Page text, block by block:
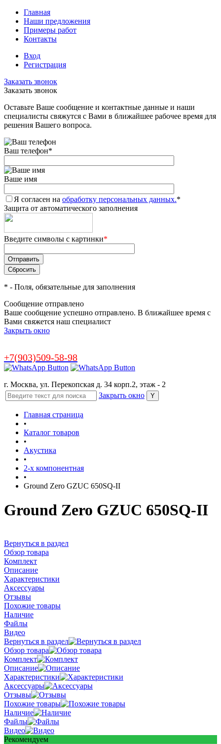
Главная
Наши предложения
Примеры работ
Контакты
Вход
Регистрация
Заказать звонок
Заказать звонок
Оставьте Ваше сообщение и контактные данные и наши
специалисты свяжутся с Вами в ближайшее рабочее время для
решения Вашего вопроса.
Ваш телефон*
Ваше имя
Я согласен на обработку персональных данных.*
Защита от автоматического заполнения
Введите символы с картинки*
* - Поля, обязательные для заполнения
Сообщение отправлено
Ваше сообщение успешно отправлено. В ближайшее время с
Вами свяжется наш специалист
Закрыть окно
+7(903)509-58-98
г. Москва, ул. Перекопская д. 34 корп.2, этаж - 2
Закрыть окно
Главная страница
•
Каталог товаров
•
Акустика
•
2-х компонентная
•
Ground Zero GZUC 650SQ-II
Ground Zero GZUC 650SQ-II
Вернуться в раздел
Обзор товара
Комплект
Описание
Характеристики
Аксессуары
Отзывы
Похожие товары
Наличие
Файлы
Видео
Вернуться в раздел
Обзор товара
Комплект
Описание
Характеристики
Аксессуары
Отзывы
Похожие товары
Наличие
Файлы
Видео
Рекомендуем